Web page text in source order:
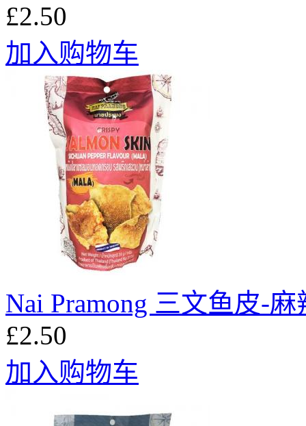
£2.50
加入购物车
Nai Pramong 三文鱼皮-麻
£2.50
加入购物车